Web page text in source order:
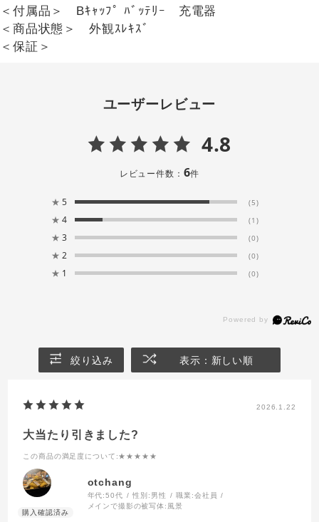
＜付属品＞ Bｷｬｯﾌﾟ ﾊﾞｯﾃﾘｰ 充電器
＜商品状態＞ 外観ｽﾚｷｽﾞ
＜保証＞
ユーザーレビュー
4.8
レビュー件数： 6件
★ 5 (5)
★ 4 (1)
★ 3 (0)
★ 2 (0)
★ 1 (0)
絞り込み 表示：新しい順
2026.1.22
大当たり引きました?
この商品の満足度について :★★★★★
otchang
年代:50代 性別: 男性 職業:会社員
メインで撮影の被写体: 風景